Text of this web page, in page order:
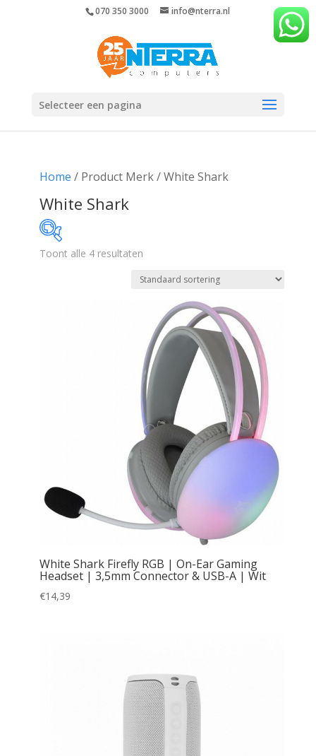
070 350 3000 info@nterra.nl
Selecteer een pagina
Home / Product Merk / White Shark
White Shark
Toont alle 4 resultaten
White Shark Firefly RGB | On-Ear Gaming
Headset | 3,5mm Connector & USB-A | Wit
€14,39